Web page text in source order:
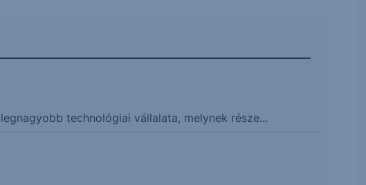
technológiai vállalata, melynek része...